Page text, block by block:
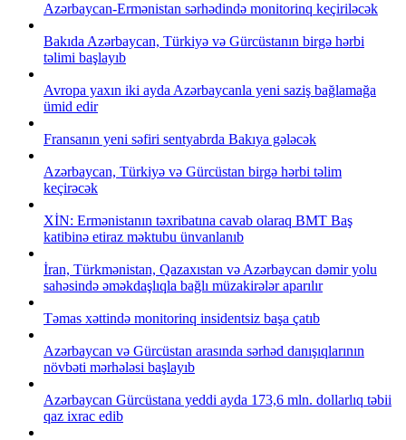
Azərbaycan-Ermənistan sərhədində monitorinq keçiriləcək
Bakıda Azərbaycan, Türkiyə və Gürcüstanın birgə hərbi
təlimi başlayıb
Avropa yaxın iki ayda Azərbaycanla yeni saziş bağlamağa
ümid edir
Fransanın yeni səfiri sentyabrda Bakıya gələcək
Azərbaycan, Türkiyə və Gürcüstan birgə hərbi təlim
keçirəcək
XİN: Ermənistanın təxribatına cavab olaraq BMT Baş
katibinə etiraz məktubu ünvanlanıb
İran, Türkmənistan, Qazaxıstan və Azərbaycan dəmir yolu
sahəsində əməkdaşlıqla bağlı müzakirələr aparılır
Təmas xəttində monitorinq insidentsiz başa çatıb
Azərbaycan və Gürcüstan arasında sərhəd danışıqlarının
növbəti mərhələsi başlayıb
Azərbaycan Gürcüstana yeddi ayda 173,6 mln. dollarlıq təbii
qaz ixrac edib